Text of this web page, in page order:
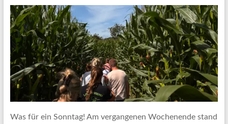
Was für ein Sonntag! Am vergangenen Wochenende stand